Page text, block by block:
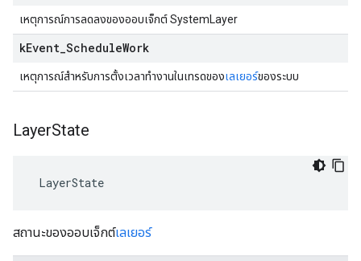
เหตุการณ์การลดลงของออบเจ็กต์ SystemLayer
kEvent ScheduleWork
เหตุการณ์สำหรับการตั้งเวลาทำงานในเทรดของเลเยอร์ของระบบ
LayerState
LayerState
สถานะของออบเจ็กต์เลเยอร์